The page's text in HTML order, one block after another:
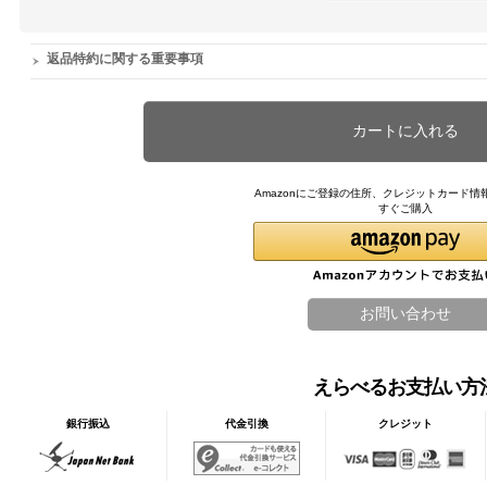
返品特約に関する重要事項
Amazonにご登録の住所、クレジットカード情
すぐご購入
えらべるお支払い方
銀行振込 代金引換 クレジット